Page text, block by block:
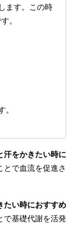
ます。この時
。
。
汗をかきたい時に
とで血流を促進さ
たい時におすすめ
で基礎代謝を活発